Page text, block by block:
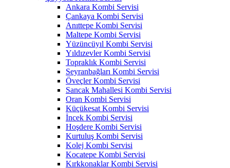
Ankara Kombi Servisi
Çankaya Kombi Servisi
Anıttepe Kombi Servisi
Maltepe Kombi Servisi
Yüzüncüyıl Kombi Servisi
Yıldızevler Kombi Servisi
Topraklık Kombi Servisi
Seyranbağları Kombi Servisi
Öveçler Kombi Servisi
Sancak Mahallesi Kombi Servisi
Oran Kombi Servisi
Küçükesat Kombi Servisi
İncek Kombi Servisi
Hoşdere Kombi Servisi
Kurtuluş Kombi Servisi
Kolej Kombi Servisi
Kocatepe Kombi Servisi
Kırkkonaklar Kombi Servisi